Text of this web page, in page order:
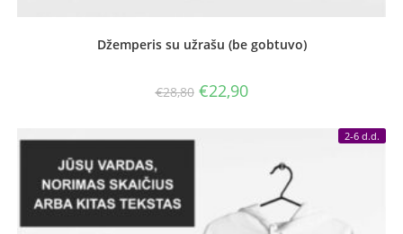
Džemperis su užrašu (be gobtuvo)
€28,80 Original
price
€22,90Current
price
2-6 d.d.